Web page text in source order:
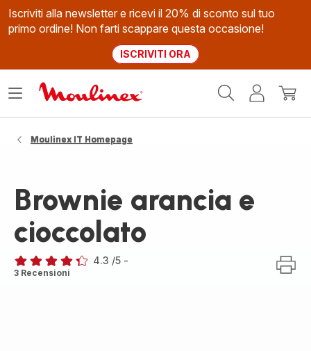
Iscriviti alla newsletter e ricevi il 20% di sconto sul tuo
primo ordine! Non farti scappare questa occasione!
ISCRIVITI ORA
Il
Apri
Moulinex IT Homepage
Brownie arancia e
cioccolato
ratings.4.3
4.3 /5 -
3 Recensioni